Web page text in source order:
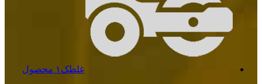
غلطک ۱ محصول